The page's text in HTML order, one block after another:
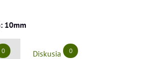
10mm
0 Diskusia 0